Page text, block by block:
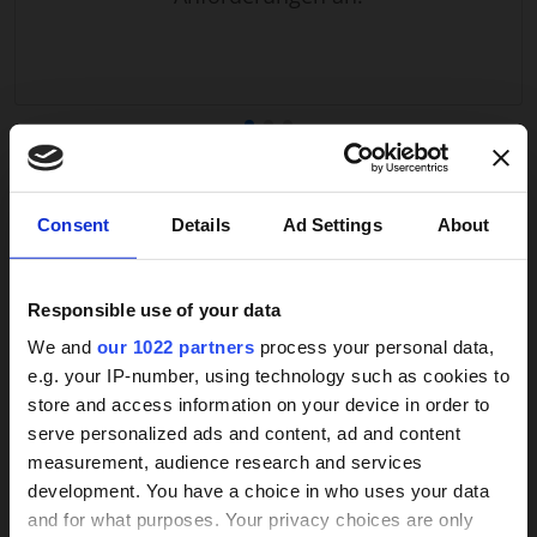
Consent Details Ad Settings About
Responsible use of your data
We and our 1022 partners process your personal data,
e.g. your IP-number, using technology such as cookies to
store and access information on your device in order to
serve personalized ads and content, ad and content
measurement, audience research and services
development. You have a choice in who uses your data
and for what purposes. Your privacy choices are only
Unterbrechungen, wodurch Kontinuität, Sicherheit
Die Aufgaben der Betreuungskraft umfassen
pflegerische Tätigkeiten wie Unterstützung bei der
Körperpflege, Mobilitätshilfe oder Erinnerung an die
Medikamenteneinnahme sowie hauswirtschaftliche
Aufgaben wie Kochen, Einkaufen, Wäschepflege und
kleinere Besorgungen. Ebenso wichtig ist die
Gesellschaft, strukturieren den Tagesablauf und
sorgen dafür, dass Pflegebedürftige aktiv am
sozialen Leben teilnehmen können.
Ein wesentlicher Vorteil liegt im Erhalt der
Selbstständigkeit. Pflegebedürftige können weiterhin
in ihrer gewohnten Umgebung leben und viele Dinge
eigenständig erledigen, während sie jederzeit auf die
Unterstützung der Betreuungskraft zurückgreifen
VERSTANDEN! ANGEBOTE ERHALTEN
Weitere Services
24h-Betreuungskraft
gesucht?